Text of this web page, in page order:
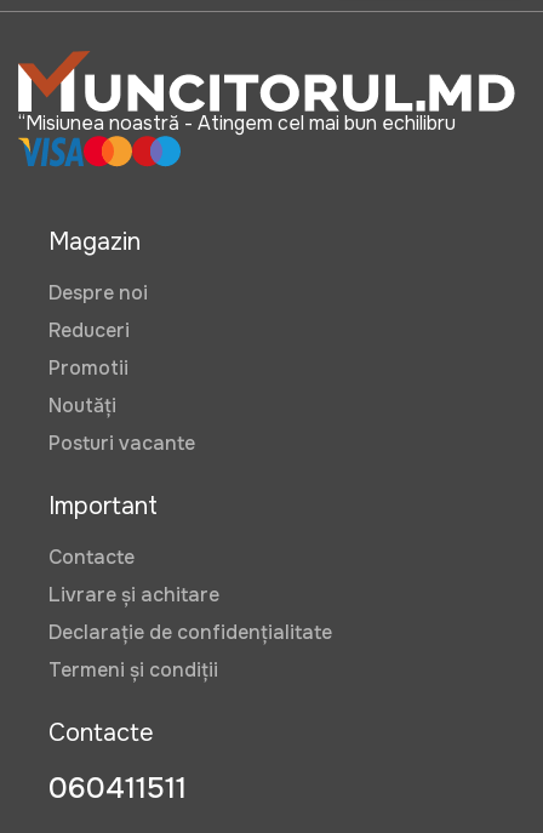
“Misiunea noastră - Atingem cel mai bun echilibru
Magazin
Despre noi
Reduceri
Promotii
Noutăți
Posturi vacante
Important
Contacte
Livrare și achitare
Declarație de confidențialitate
Termeni și condiții
Contacte
060411511